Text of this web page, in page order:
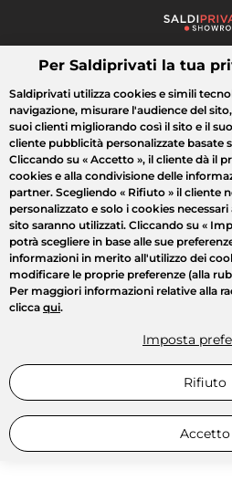
Cosa cerchi?
Tutte le vendite Moda Casa
Per Saldiprivati la tua
Saldiprivati utilizza cookies e simili
navigazione, misurare l'audience del
suoi clienti migliorando così il sito e il
cliente pubblicità personalizzate basate
Cliccando su « Accetto », il cliente dà il
cookies e alla condivisione delle
partner. Scegliendo « Rifiuto » il cliente
personalizzato e solo i cookies
sito saranno utilizzati. Cliccando su «
potrà scegliere in base alle sue
informazioni in merito all'utilizzo dei
modificare le proprie preferenze (alla
Per maggiori informazioni relative alla
clicca qui.
Imposta
Rifiuto
Accetto